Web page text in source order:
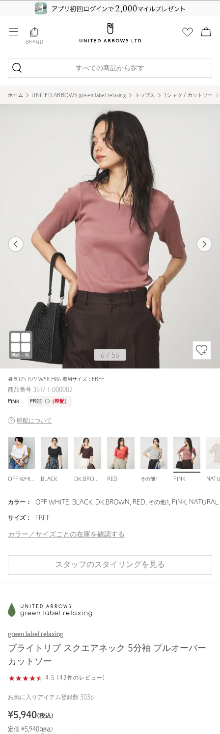
BRAND
すべての商品から探す
ホーム UNITED ARROWS green label relaxing トップス Tシャツ / カットソー
身長175 B79 W58 H86 着用サイズ：FREE
6 / 56
商品番号 3517-1-000002
PINK FREE 〇（即配）
即配について
BLACK RED その他1 PINK
カラー： OFF WHITE, BLACK, DK.BROWN, RED, その他1, PINK, NATURAL
サイズ： FREE
カラー／サイズごとの在庫を確認する
スタッフのスタイリングを見る
green label relaxing
ブライトリブ スクエアネック 5分袖 プルオーバー
カットソー
4.5 (42件のレビュー)
お気に入りアイテム登録数 3036
¥5,940(税込)
定価 ¥5,940(税込)
OFF WHITE
DK.BROWN / FREE